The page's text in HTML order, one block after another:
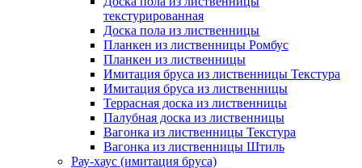
текстурированная
Доска пола из лиственницы
Планкен из лиственницы Ромбус
Планкен из лиственницы
Имитация бруса из лиственницы Текстура
Имитация бруса из лиственницы
Террасная доска из лиственницы
Палубная доска из лиственницы
Вагонка из лиственницы Текстура
Вагонка из лиственницы Штиль
Рау-хаус (имитация бруса)